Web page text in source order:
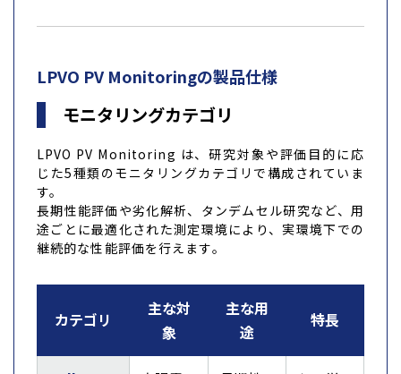
LPVO PV Monitoringの製品仕様
モニタリングカテゴリ
LPVO PV Monitoring は、研究対象や評価目的に応
じた5種類のモニタリングカテゴリで構成されていま
す。
長期性能評価や劣化解析、タンデムセル研究など、用
途ごとに最適化された測定環境により、実環境下での
継続的な性能評価を行えます。
カテゴリ
主な対
象
主な用
途
特長